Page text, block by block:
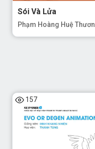
Sói Và Lửa
Phạm Hoàng Huệ
157